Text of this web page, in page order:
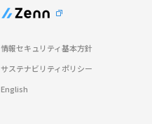
情報セキュリティ基本方針
サステナビリティポリシー
English